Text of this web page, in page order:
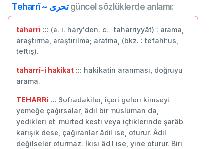
Teharrî ~ تحریgüncel sözlüklerde anlamı:
taharri ::: (a. i. hary'den. c. : taharriyyât) : arama,
araştırma, araştırılma; aratma, (bkz. : tefahhus,
teftiş).
taharrî-i hakikat ::: hakikatin aranması, doğruyu
arama.
TEHARRi ::: Sofradakiler, içeri gelen kimseyi
yemeğe çağırsalar, âdil bir müslüman da,
yedikleri eti mürted kesti veya içtiklerinde şarâb
karışık dese, çağıranlar âdil ise, oturur. Âdil
değilseler oturmaz. İkisi âdil ise, yine oturur. Biri